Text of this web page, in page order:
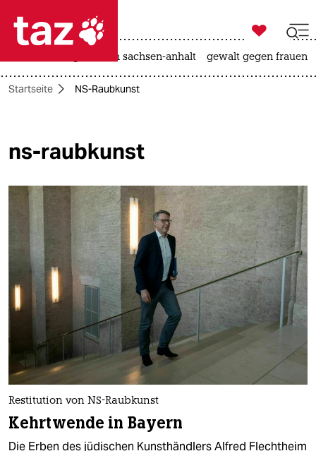
 taz zahl ich
taz zahl ich
politik
öko
gesellschaft
kultur
sport
berlin
nord
wahrheit
verlag
verlag

taz zahl ich
landtagswahl in sachsen-anhalt gewalt gegen frauen
Startseite NS-Raubkunst
ns-raubkunst
Restitution von NS-Raubkunst
Kehrtwende in Bayern
Die Erben des jüdischen Kunsthändlers Alfred Flechtheim